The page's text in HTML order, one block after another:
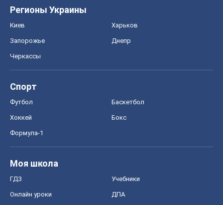
Регионы Украины
Киев Харьков
Запорожье Днепр
Черкассы
Спорт
Футбол Баскетбол
Хоккей Бокс
Формула-1
Моя школа
ГДЗ Учебники
Онлайн уроки ДПА